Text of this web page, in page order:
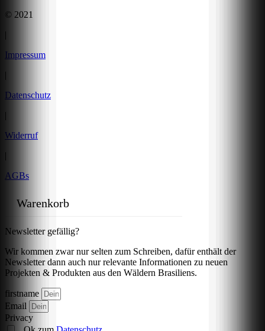
© 2021
|
Impressum
|
Datenschutz
|
Widerruf
|
AGBs
Warenkorb
Newsletter gefällig?
Wir kommen zwar nur selten zum Schreiben, dafür enthält der
Newsletter dann auch nur relevante Informationen zu neuen
Projekten & Produkten aus den Wäldern Brasiliens.
firstname
Email
Privacy